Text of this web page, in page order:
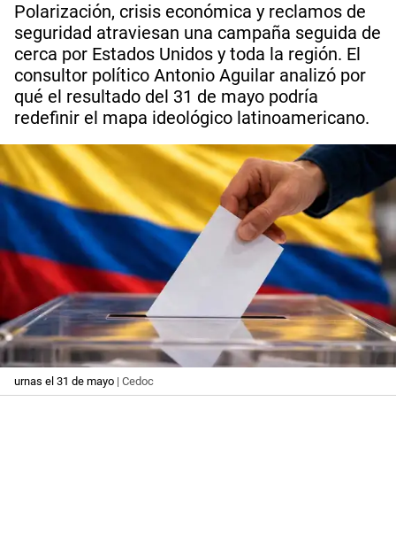
Polarización, crisis económica y reclamos de
seguridad atraviesan una campaña seguida de
cerca por Estados Unidos y toda la región. El
consultor político Antonio Aguilar analizó por
qué el resultado del 31 de mayo podría
redefinir el mapa ideológico latinoamericano.
urnas el 31 de mayo | Cedoc